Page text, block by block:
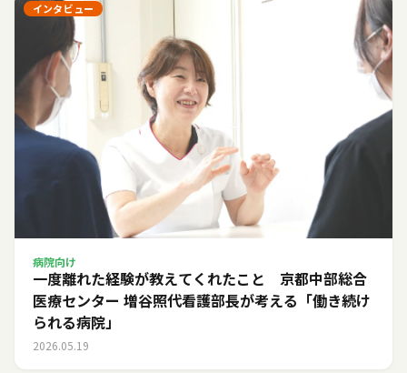
インタビュー
病院向け
一度離れた経験が教えてくれたこと 京都中部総合
医療センター 増谷照代看護部長が考える「働き続け
られる病院」
2026.05.19